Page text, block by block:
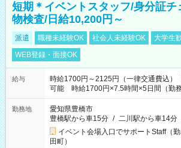
短期＊イベントスタッフ/身分証チ
物検査/日給10,200円～
派遣 職種未経験OK 社会人未経験OK 大学生
WEB登録・面接OK
給与
時給1700円～2125円（一律交通費込）
可能 時給1700円×7.5時間×5日間（勤務
勤務地
愛知県豊橋市
豊橋駅から車15分 / 二川駅から車14分
イベント会場入口でサポートStaff（
田町）